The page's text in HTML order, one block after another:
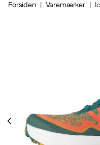
Forsiden Varemærker